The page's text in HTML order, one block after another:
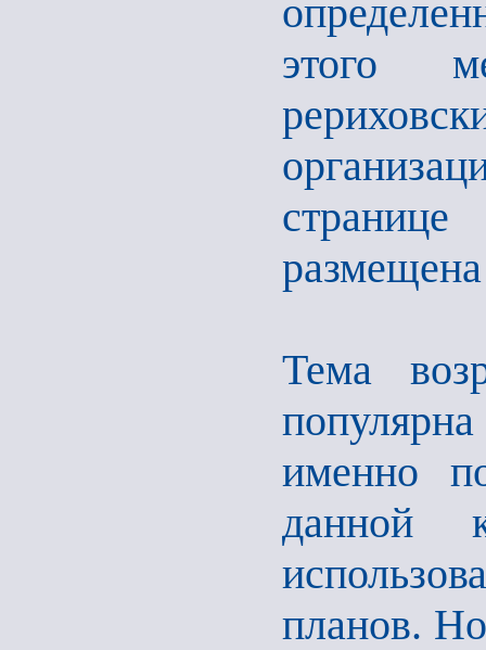
этого
Тема
именно
данной
планов.